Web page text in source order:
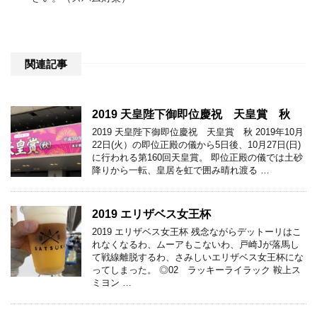
関連記事
2019 天皇陛下御即位慶祝 天皇賞 秋
2019 天皇陛下御即位慶祝 天皇賞 秋 2019年10月
22日(火）の即位正殿の儀から5日後、10月27日(日)
に行われる第160回天皇賞。 即位正殿の儀では土砂
降りから一転、皇居を虹で囲み晴れ渡る …
2019 エリザベス女王杯
2019 エリザベス女王杯 残念ながらデットーリはこ
れなくなるわ、ムーアもこないわ、戸崎Jが落馬し
て戦線離脱するわ、さみしいエリザベス女王杯にな
ってしまった。 ◎02 ラッキーライラック 鞍上ス
ミヨン …